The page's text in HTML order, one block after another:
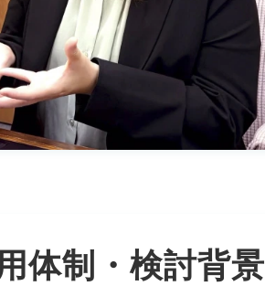
体制・検討背景